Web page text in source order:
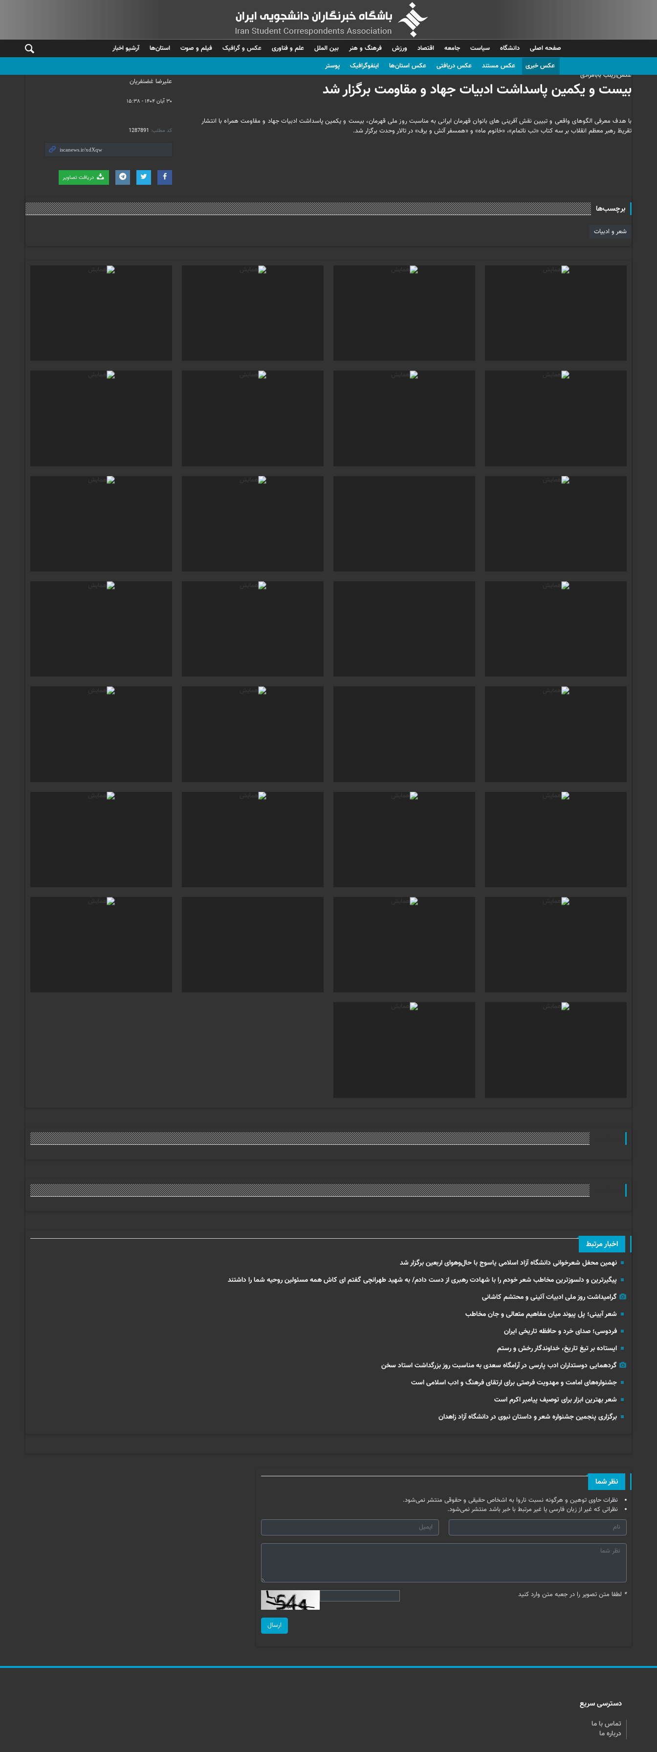
صفحه اصلی دانشگاه سیاست جامعه اقتصاد ورزش فرهنگ و هنر بین الملل علم و فناوری
عکس و گرافیک
عکس خبری
عکس مستند عکس دریافتی عکس استان‌ها اینفوگرافیک پوستر
فیلم و صوت استان‌ها آرشیو اخبار
علیرضا غضنفریان
۳۰ آبان ۱۴۰۴ - ۱۵:۳۸
کد مطلب: 1287891
دریافت تصاویر
عکس|زینب بابامرادی
بیست و یکمین پاسداشت ادبیات جهاد و مقاومت برگزار شد
با هدف معرفی الگوهای واقعی و تبیین نقش آفرینی های بانوان قهرمان ایرانی به مناسبت روز ملی قهرمان، بیست و یکمین پاسداشت ادبیات جهاد و مقاومت همراه با انتشار
تقریظ رهبر معظم انقلاب بر سه کتاب «تب ناتمام»، «خانوم ماه» و «همسفر آتش و برف» در تالار وحدت برگزار شد.
برچسب‌ها
شعر و ادبیات
اخبار مرتبط
نهمین محفل شعرخوانی دانشگاه آزاد اسلامی یاسوج با حال‌وهوای اربعین برگزار شد
پیگیرترین و دلسوزترین مخاطب شعر خودم را با شهادت رهبری از دست دادم/ به شهید طهرانچی گفتم ای کاش همه مسئولین روحیه شما را داشتند
گرامیداشت روز ملی ادبیات آئینی و محتشم کاشانی
شعر آیینی؛ پل پیوند میان مفاهیم متعالی و جان مخاطب
فردوسی؛ صدای خرد و حافظه تاریخی ایران
ایستاده بر تیغ تاریخ، خداوندگار رخش و رستم
گردهمایی دوستداران ادب پارسی در آرامگاه سعدی به مناسبت روز بزرگداشت استاد سخن
جشنواره‌های امامت و مهدویت فرصتی برای ارتقای فرهنگ و ادب اسلامی است
شعر بهترین ابزار برای توصیف پیامبر اکرم است
برگزاری پنجمین جشنواره شعر و داستان نبوی در دانشگاه آزاد زاهدان
نظر شما
نظرات حاوی توهین و هرگونه نسبت ناروا به اشخاص حقیقی و حقوقی منتشر نمی‌شود.
نظراتی که غیر از زبان فارسی یا غیر مرتبط با خبر باشد منتشر نمی‌شود.
* لطفا متن تصویر را در جعبه متن وارد کنید
ارسال
دسترسی سریع
تماس با ما
درباره ما